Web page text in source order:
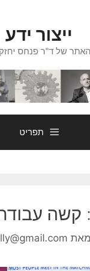
ייצור ידע
האתר של ד"ר פנחס
תפריט
קשה
מאת